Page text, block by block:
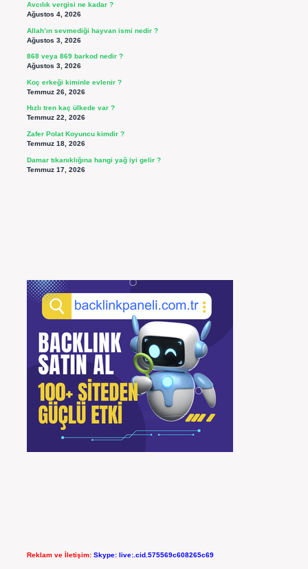
Avcılık vergisi ne kadar ?
Ağustos 4, 2026
Allah’ın sevmediği hayvan ismi nedir ?
Ağustos 3, 2026
868 veya 869 barkod nedir ?
Ağustos 3, 2026
Koç erkeği kiminle evlenir ?
Temmuz 26, 2026
Hızlı tren kaç ülkede var ?
Temmuz 22, 2026
Zafer Polat Koyuncu kimdir ?
Temmuz 18, 2026
Damar tıkanıklığına hangi yağ iyi gelir ?
Temmuz 17, 2026
Reklam ve İletişim: Skype: live:.cid.575569c608265c69